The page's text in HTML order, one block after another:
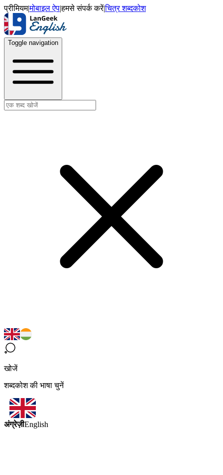
प्रीमियम|मोबाइल ऐप|हमसे संपर्क करें|चित्र शब्दकोश
Toggle navigation
खोजें
शब्दकोश की भाषा चुनें
अंग्रेज़ीEnglish